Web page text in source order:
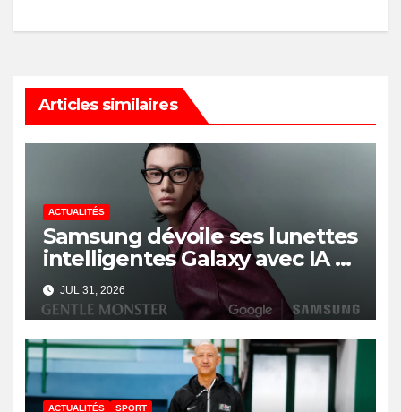
Articles similaires
ACTUALITÉS
Samsung dévoile ses lunettes
intelligentes Galaxy avec IA et
Gemini
JUL 31, 2026
ACTUALITÉS SPORT